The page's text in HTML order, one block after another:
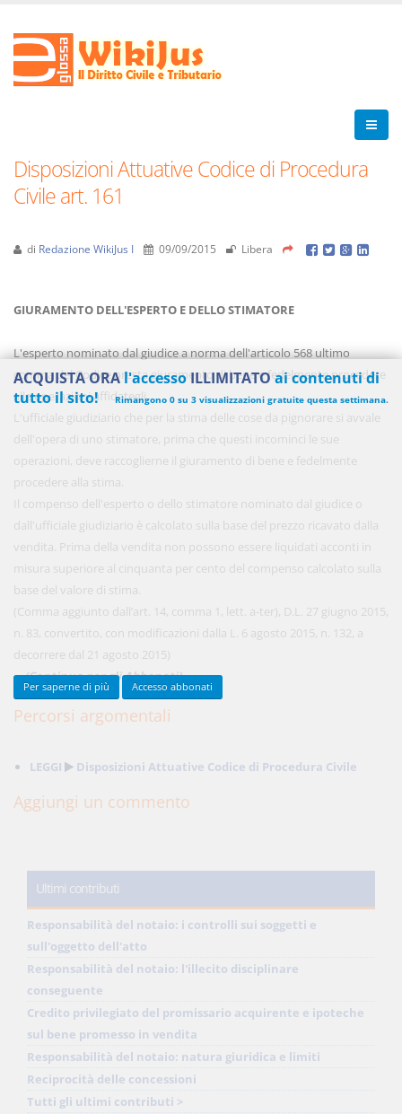
Disposizioni Attuative Codice di Procedura
Civile art. 161
di Redazione WikiJus I 09/09/2015 Libera
GIURAMENTO DELL'ESPERTO E DELLO STIMATORE
L'esperto nominato dal giudice a norma dell'articolo 568 ultimo
comma del Codice presta giuramento di bene e fedelmente procedere
alle operazioni affidategli.
L'ufficiale giudiziario che per la stima delle cose da pignorare si avvale
dell'opera di uno stimatore, prima che questi incominci le sue
operazioni, deve raccoglierne il giuramento di bene e fedelmente
procedere alla stima.
Il compenso dell'esperto o dello stimatore nominato dal giudice o
dall'ufficiale giudiziario è calcolato sulla base del prezzo ricavato dalla
vendita. Prima della vendita non possono essere liquidati acconti in
misura superiore al cinquanta per cento del compenso calcolato sulla
base del valore di stima.
(Comma aggiunto dall’art. 14, comma 1, lett. a-ter), D.L. 27 giugno 2015,
n. 83, convertito, con modificazioni dalla L. 6 agosto 2015, n. 132, a
decorrere dal 21 agosto 2015)
...(Continua per gli Abbonati)
Percorsi argomentali
LEGGI Disposizioni Attuative Codice di Procedura Civile
Aggiungi un commento
Ultimi contributi
Responsabilità del notaio: i controlli sui soggetti e
sull'oggetto dell'atto
Responsabilità del notaio: l'illecito disciplinare
conseguente
Credito privilegiato del promissario acquirente e ipoteche
sul bene promesso in vendita
Responsabilità del notaio: natura giuridica e limiti
Reciprocità delle concessioni
Tutti gli ultimi contributi >
ACQUISTA ORAl'accessoILLIMITATOai contenuti di
tutto il sito!
Rimangono 0 su 3 visualizzazioni gratuite questa settimana.
570.00€
Acquista ora
Per saperne di più Accesso abbonati